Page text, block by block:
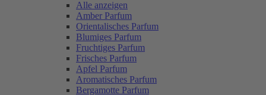
Alle anzeigen
Amber Parfum
Orientalisches Parfum
Blumiges Parfum
Fruchtiges Parfum
Frisches Parfum
Apfel Parfum
Aromatisches Parfum
Bergamotte Parfum